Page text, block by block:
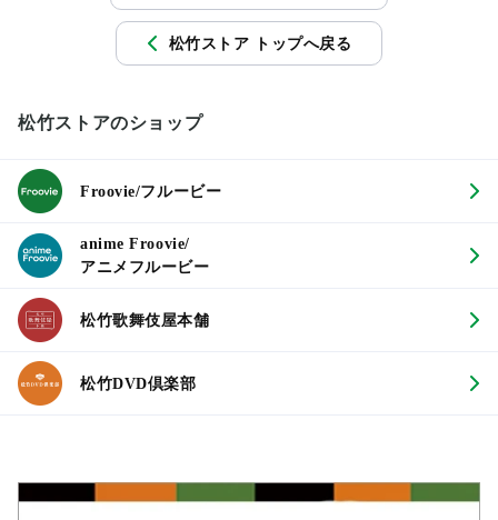
松竹ストア トップへ戻る
松竹ストアのショップ
Froovie/フルービー
anime Froovie/
アニメフルービー
松竹歌舞伎屋本舗
松竹DVD倶楽部